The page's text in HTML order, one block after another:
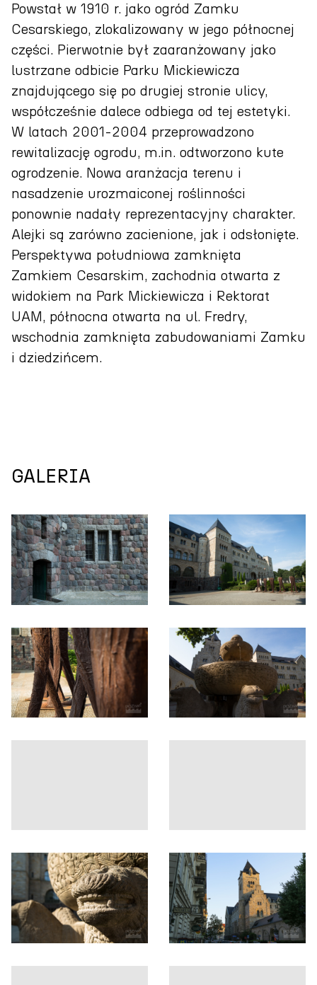
Powstał w 1910 r. jako ogród Zamku
Cesarskiego, zlokalizowany w jego północnej
części. Pierwotnie był zaaranżowany jako
lustrzane odbicie Parku Mickiewicza
znajdującego się po drugiej stronie ulicy,
współcześnie dalece odbiega od tej estetyki.
W latach 2001-2004 przeprowadzono
rewitalizację ogrodu, m.in. odtworzono kute
ogrodzenie. Nowa aranżacja terenu i
nasadzenie urozmaiconej roślinności
ponownie nadały reprezentacyjny charakter.
Alejki są zarówno zacienione, jak i odsłonięte.
Perspektywa południowa zamknięta
Zamkiem Cesarskim, zachodnia otwarta z
widokiem na Park Mickiewicza i Rektorat
UAM, północna otwarta na ul. Fredry,
wschodnia zamknięta zabudowaniami Zamku
i dziedzińcem.
GALERIA